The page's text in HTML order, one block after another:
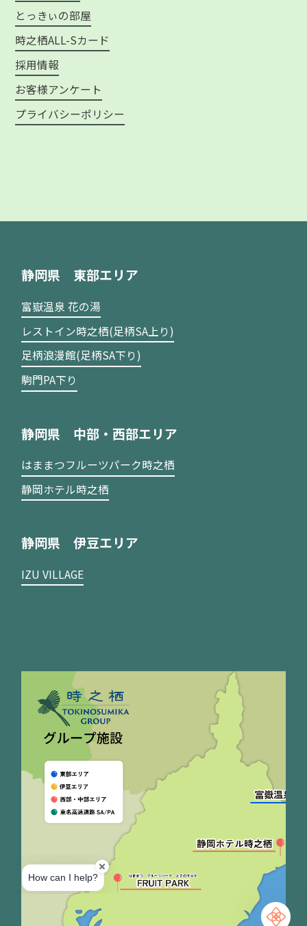
とっきぃの部屋
時之栖ALL-Sカード
採用情報
お客様アンケート
プライバシーポリシー
静岡県 東部エリア
富嶽温泉 花の湯
レストイン時之栖(足柄SA上り)
足柄浪漫館(足柄SA下り)
駒門PA下り
静岡県 中部・西部エリア
はままつフルーツパーク時之栖
静岡ホテル時之栖
静岡県 伊豆エリア
IZU VILLAGE